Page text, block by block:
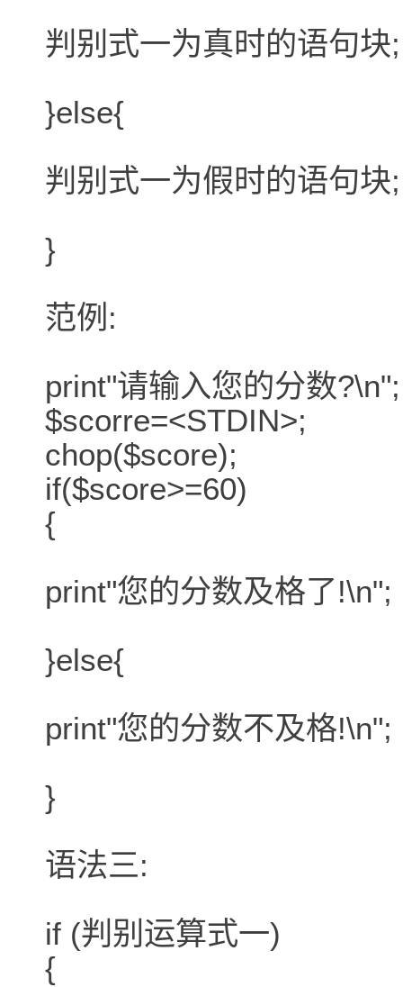
判别式一为真时的语句块;
}else{
判别式一为假时的语句块;
}
范例:
print"请输入您的分数?\n";
$scorre=<STDIN>;
chop($score);
if($score>=60)
{
print"您的分数及格了!\n";
}else{
print"您的分数不及格!\n";
}
语法三:
if (判别运算式一)
{